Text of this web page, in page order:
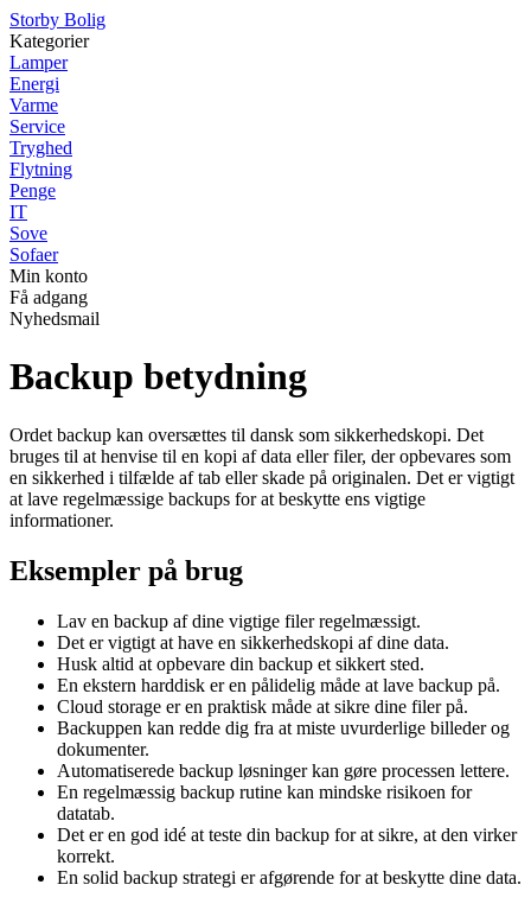
Storby Bolig
Kategorier
Lamper
Energi
Varme
Service
Tryghed
Flytning
Penge
IT
Sove
Sofaer
Min konto
Få adgang
Nyhedsmail
Backup betydning
Ordet backup kan oversættes til dansk som sikkerhedskopi. Det
bruges til at henvise til en kopi af data eller filer, der opbevares som
en sikkerhed i tilfælde af tab eller skade på originalen. Det er vigtigt
at lave regelmæssige backups for at beskytte ens vigtige
informationer.
Eksempler på brug
Lav en backup af dine vigtige filer regelmæssigt.
Det er vigtigt at have en sikkerhedskopi af dine data.
Husk altid at opbevare din backup et sikkert sted.
En ekstern harddisk er en pålidelig måde at lave backup på.
Cloud storage er en praktisk måde at sikre dine filer på.
Backuppen kan redde dig fra at miste uvurderlige billeder og
dokumenter.
Automatiserede backup løsninger kan gøre processen lettere.
En regelmæssig backup rutine kan mindske risikoen for
datatab.
Det er en god idé at teste din backup for at sikre, at den virker
korrekt.
En solid backup strategi er afgørende for at beskytte dine data.